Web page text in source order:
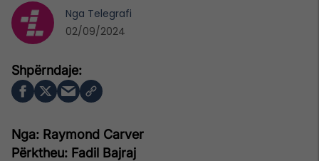
Nga: Raymond Carver
Përktheu: Fadil Bajraj
Nga Telegrafi
02/09/2024